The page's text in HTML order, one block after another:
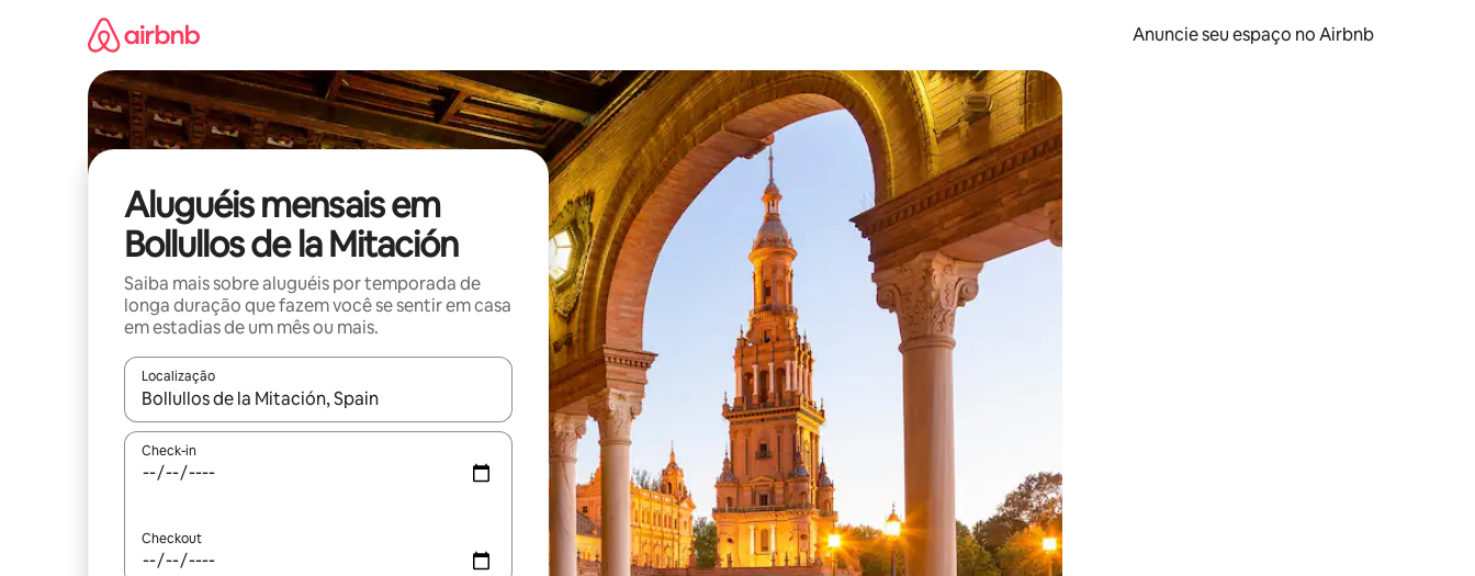
Anuncie seu espaço no Airbnb
Aluguéis mensais em
Bollullos de la Mitación
Saiba mais sobre aluguéis por temporada de
longa duração que fazem você se sentir em casa
em estadias de um mês ou mais.
Localização
Quando os resultados estiverem disponíveis, explore-os usando as seta para cima e para baixo do teclado ou tocando e deslizando o dedo na tela.
Check-in
Checkout